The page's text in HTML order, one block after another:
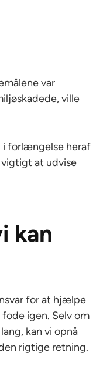
var
ville
i forlængelse heraf
at udvise
kan
for at hjælpe
igen. Selv om
kan vi opnå
rigtige retning.